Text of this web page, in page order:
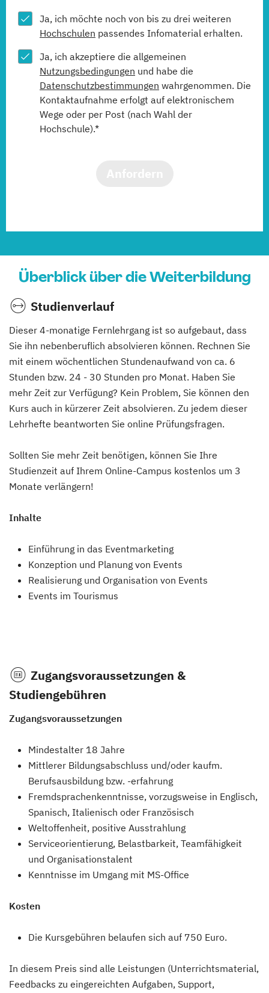
Ja, ich möchte noch von bis zu drei weiteren
Hochschulen passendes Infomaterial erhalten.
Ja, ich akzeptiere die allgemeinen
Nutzungsbedingungen und habe die
Datenschutzbestimmungen wahrgenommen. Die
Kontaktaufnahme erfolgt auf elektronischem
Wege oder per Post (nach Wahl der
Hochschule).*
Überblick über die Weiterbildung
Studienverlauf
Dieser 4-monatige Fernlehrgang ist so aufgebaut, dass
Sie ihn nebenberuflich absolvieren können. Rechnen Sie
mit einem wöchentlichen Stundenaufwand von ca. 6
Stunden bzw. 24 - 30 Stunden pro Monat. Haben Sie
mehr Zeit zur Verfügung? Kein Problem, Sie können den
Kurs auch in kürzerer Zeit absolvieren. Zu jedem dieser
Lehrhefte beantworten Sie online Prüfungsfragen.
Sollten Sie mehr Zeit benötigen, können Sie Ihre
Studienzeit auf Ihrem Online-Campus kostenlos um 3
Monate verlängern!
Inhalte
Einführung in das Eventmarketing
Konzeption und Planung von Events
Realisierung und Organisation von Events
Events im Tourismus
Zugangsvoraussetzungen &
Studiengebühren
Zugangsvoraussetzungen
Mindestalter 18 Jahre
Mittlerer Bildungsabschluss und/oder kaufm.
Berufsausbildung bzw. -erfahrung
Fremdsprachenkenntnisse, vorzugsweise in Englisch,
Spanisch, Italienisch oder Französisch
Weltoffenheit, positive Ausstrahlung
Serviceorientierung, Belastbarkeit, Teamfähigkeit
und Organisationstalent
Kenntnisse im Umgang mit MS-Office
Kosten
Die Kursgebühren belaufen sich auf 750 Euro.
In diesem Preis sind alle Leistungen (Unterrichtsmaterial,
Feedbacks zu eingereichten Aufgaben, Support,